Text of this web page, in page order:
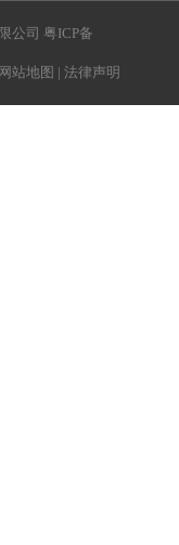
公司 粤ICP备
网站地图 | 法律声明